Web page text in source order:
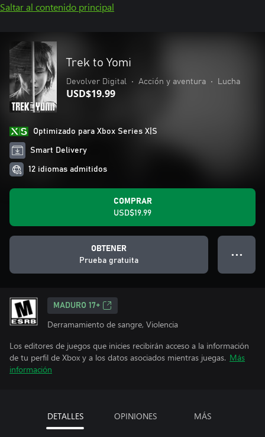
Saltar al contenido principal
Trek to Yomi
Devolver Digital • Acción y aventura • Lucha
USD$19.99
Optimizado para Xbox Series X|S
Smart Delivery
12 idiomas admitidos
COMPRAR
USD$19.99
OBTENER
Prueba gratuita
● ● ●
MADURO 17+
Derramamiento de sangre, Violencia
Los editores de juegos que inicies recibirán acceso a la información
de tu perfil de Xbox y a los datos asociados mientras juegas. Más
información
DETALLES OPINIONES MÁS